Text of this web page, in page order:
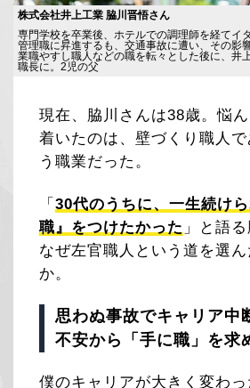
株式会社井上工業 脇川晋悟さん
専門学校を卒業後、ホテルでの調理師を経てイ
管理職に昇進するも、交通事故に遭い、その影
業職やすし職人などの職を転々とした後に、井
職長に。2児の父
現在、脇川さんは38歳。悩
着いたのは、壁づくり職人
う職業だった。
「30代のうちに、一生続け
職』をつけたかった 」と語
なぜ左官職人という道を選ん
か。
思わぬ事故でキャリア中
不安から「手に職」を求
僕のキャリアが大きく変わ